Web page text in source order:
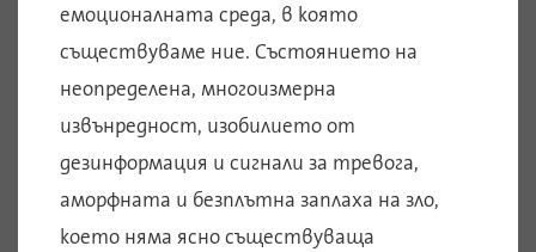
емоционалната среда, в която
съществуваме ние. Състоянието на
неопределена, многоизмерна
извънредност, изобилието от
дезинформация и сигнали за тревога,
аморфната и безплътна заплаха на зло,
което няма ясно съществуваща